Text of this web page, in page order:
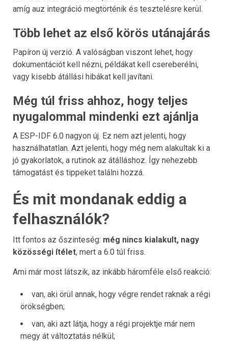
amíg auz integráció megtörténik és tesztelésre kerül.
Több lehet az első körös utánajárás
Papíron új verzió. A valóságban viszont lehet, hogy
dokumentációt kell nézni, példákat kell csereberélni,
vagy kisebb átállási hibákat kell javítani.
Még túl friss ahhoz, hogy teljes
nyugalommal mindenki ezt ajánlja
A ESP-IDF 6.0 nagyon új. Ez nem azt jelenti, hogy
használhatatlan. Azt jelenti, hogy még nem alakultak ki a
jó gyakorlatok, a rutinok az átálláshoz. Így nehezebb
támogatást és tippeket találni hozzá.
És mit mondanak eddig a
felhasználók?
Itt fontos az őszinteség: még nincs kialakult, nagy
közösségi ítélet, mert a 6.0 túl friss.
Ami már most látszik, az inkább háromféle első reakció:
van, aki örül annak, hogy végre rendet raknak a régi
örökségben;
van, aki azt látja, hogy a régi projektje már nem
megy át változtatás nélkül;